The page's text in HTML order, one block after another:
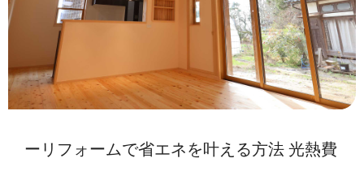
ーリフォームで省エネを叶える方法 光熱費